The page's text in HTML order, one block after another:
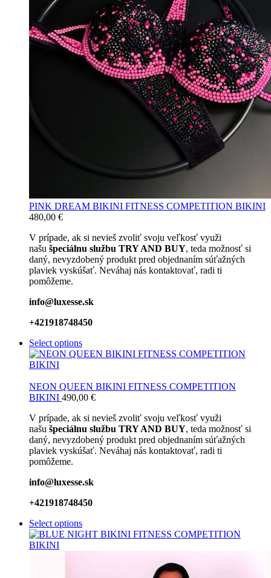
PINK DREAM BIKINI FITNESS COMPETITION BIKINI
480,00 €
V prípade, ak si nevieš zvoliť svoju veľkosť využi
našu špeciálnu službu TRY AND BUY, teda možnosť si
daný, nevyzdobený produkt pred objednaním súťažných
plaviek vyskúšať. Neváhaj nás kontaktovať, radi ti
pomôžeme.
info@luxesse.sk
+421918748450
Select options
NEON QUEEN BIKINI FITNESS COMPETITION
BIKINI 490,00 €
V prípade, ak si nevieš zvoliť svoju veľkosť využi
našu špeciálnu službu TRY AND BUY, teda možnosť si
daný, nevyzdobený produkt pred objednaním súťažných
plaviek vyskúšať. Neváhaj nás kontaktovať, radi ti
pomôžeme.
info@luxesse.sk
+421918748450
Select options